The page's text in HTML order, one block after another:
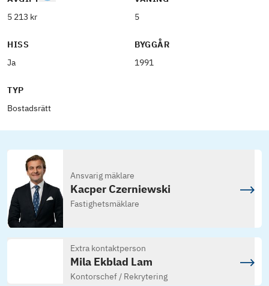
5 213 kr
5
HISS
Ja
BYGGÅR
1991
TYP
Bostadsrätt
Ansvarig mäklare
Kacper Czerniewski
Fastighetsmäklare
Extra kontaktperson
Mila Ekblad Lam
Kontorschef / Rekrytering